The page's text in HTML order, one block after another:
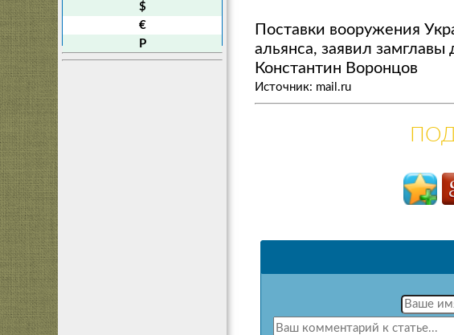
$
€
P
Поставки вооружения
альянса, заявил
Константин Воронцов
Источник: mail.ru